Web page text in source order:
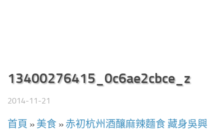
13400276415_0c6ae2cbce_z
2014-11-21
首頁 » 美食 » 赤初杭州酒釀麻辣麵食 藏身吳興